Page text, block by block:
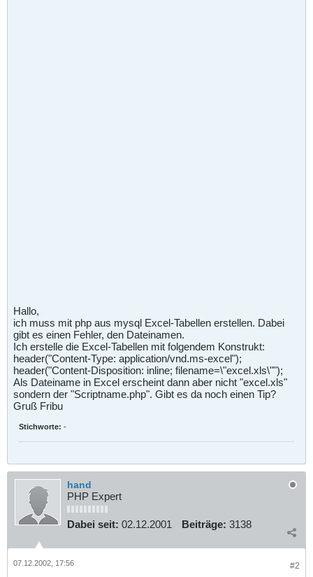
Hallo,
ich muss mit php aus mysql Excel-Tabellen erstellen. Dabei
gibt es einen Fehler, den Dateinamen.
Ich erstelle die Excel-Tabellen mit folgendem Konstrukt:
header("Content-Type: application/vnd.ms-excel");
header("Content-Disposition: inline; filename=\"excel.xls\"");
Als Dateiname in Excel erscheint dann aber nicht "excel.xls"
sondern der "Scriptname.php". Gibt es da noch einen Tip?
Gruß Fribu
Stichworte: -
hand
PHP Expert
Dabei seit: 02.12.2001 Beiträge: 3138
#2
07.12.2002, 17:56